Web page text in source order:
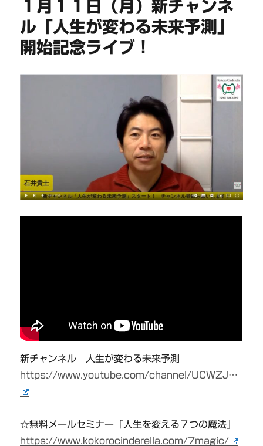
１月１１日（月）新チャンネ
ル「人生が変わる未来予測」
開始記念ライブ！
新チャンネル 人生が変わる未来予測
https://www.youtube.com/channel/UCWZJ…
☆無料メールセミナー「人生を変える７つの魔法」
https://www.kokorocinderella.com/7magic/